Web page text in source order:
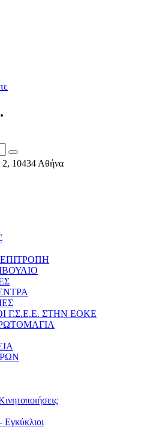
2, 10434 Αθήνα
Γ.Σ.Ε.Ε. ΣΤΗΝ ΕΟΚΕ
Εγκύκλιοι